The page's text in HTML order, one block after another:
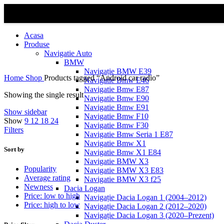
Acasa
Produse
Navigatie Auto
BMW
Navigație BMW E39
Navigatie Bmw E46
Navigatie Bmw E87
Navigatie Bmw E90
Navigatie Bmw E91
Navigatie Bmw F10
Navigatie Bmw F30
Navigatie Bmw Seria 1 E87
Navigatie Bmw X1
Navigatie Bmw X1 E84
Navigatie BMW X3
Navigatie BMW X3 E83
Navigatie BMW X3 f25
Dacia Logan
Navigație Dacia Logan 1 (2004–2012)
Navigație Dacia Logan 2 (2012–2020)
Navigație Dacia Logan 3 (2020–Prezent)
Home Shop Products tagged “Android car radio”
Showing the single result
Show sidebar
Show 9 12 18 24
Filters
Sort by
Popularity
Average rating
Newness
Price: low to high
Price: high to low